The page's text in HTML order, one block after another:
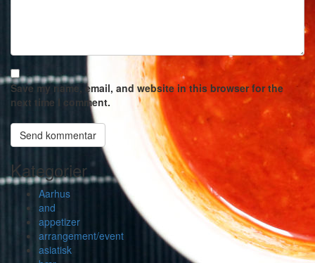
Save my name, email, and website in this browser for the
next time I comment.
Kategorier
Aarhus
and
appetizer
arrangement/event
asiatisk